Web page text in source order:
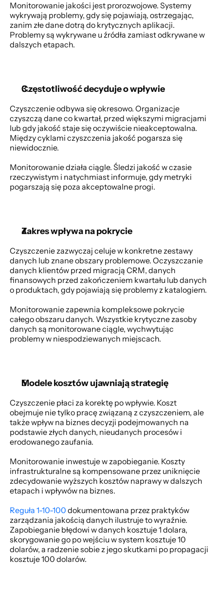
Monitorowanie jakości jest prorozwojowe. Systemy
wykrywają problemy, gdy się pojawiają, ostrzegając,
zanim złe dane dotrą do krytycznych aplikacji.
Problemy są wykrywane u źródła zamiast odkrywane w
dalszych etapach.
Częstotliwość decyduje o wpływie
Czyszczenie odbywa się okresowo. Organizacje
czyszczą dane co kwartał, przed większymi migracjami
lub gdy jakość staje się oczywiście nieakceptowalna.
Między cyklami czyszczenia jakość pogarsza się
niewidocznie.
Monitorowanie działa ciągle. Śledzi jakość w czasie
rzeczywistym i natychmiast informuje, gdy metryki
pogarszają się poza akceptowalne progi.
Zakres wpływa na pokrycie
Czyszczenie zazwyczaj celuje w konkretne zestawy
danych lub znane obszary problemowe. Oczyszczanie
danych klientów przed migracją CRM, danych
finansowych przed zakończeniem kwartału lub danych
o produktach, gdy pojawiają się problemy z katalogiem.
Monitorowanie zapewnia kompleksowe pokrycie
całego obszaru danych. Wszystkie krytyczne zasoby
danych są monitorowane ciągle, wychwytując
problemy w niespodziewanych miejscach.
Modele kosztów ujawniają strategię
Czyszczenie płaci za korektę po wpływie. Koszt
obejmuje nie tylko pracę związaną z czyszczeniem, ale
także wpływ na biznes decyzji podejmowanych na
podstawie złych danych, nieudanych procesów i
erodowanego zaufania.
Monitorowanie inwestuje w zapobieganie. Koszty
infrastrukturalne są kompensowane przez uniknięcie
zdecydowanie wyższych kosztów naprawy w dalszych
etapach i wpływów na biznes.
Reguła 1-10-100 dokumentowana przez praktyków
zarządzania jakością danych ilustruje to wyraźnie.
Zapobieganie błędowi w danych kosztuje 1 dolara,
skorygowanie go po wejściu w system kosztuje 10
dolarów, a radzenie sobie z jego skutkami po propagacji
kosztuje 100 dolarów.